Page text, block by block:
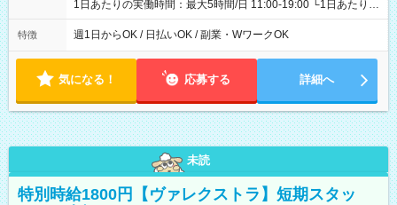
1日あたりの実働時間：最大5時間/日 11:00-19:00 └1日あたりの
実働時間：1-5時間 └上記の時間帯内であれば、いつでも勤務可
能！ └平日・土曜日の中で、お好きな曜日でご勤務いただけま
18:00 などのように、自由な働き方が可能なお仕事です！
特徴 週1日からOK / 日払いOK / 副業・WワークOK
気になる！ 応募する 詳細へ
未読
特別時給1800円【ヴァレクストラ】短期スタッ